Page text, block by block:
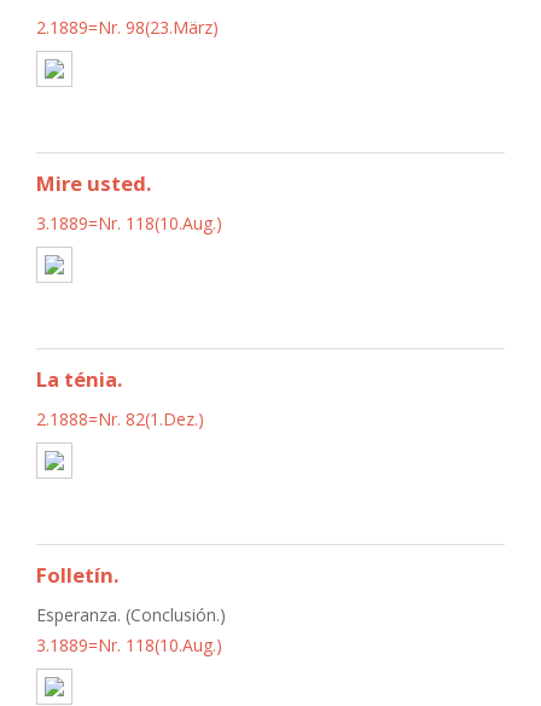
2.1889=Nr. 98(23.März)
Mire usted.
3.1889=Nr. 118(10.Aug.)
La ténia.
2.1888=Nr. 82(1.Dez.)
Folletín.
Esperanza. (Conclusión.)
3.1889=Nr. 118(10.Aug.)